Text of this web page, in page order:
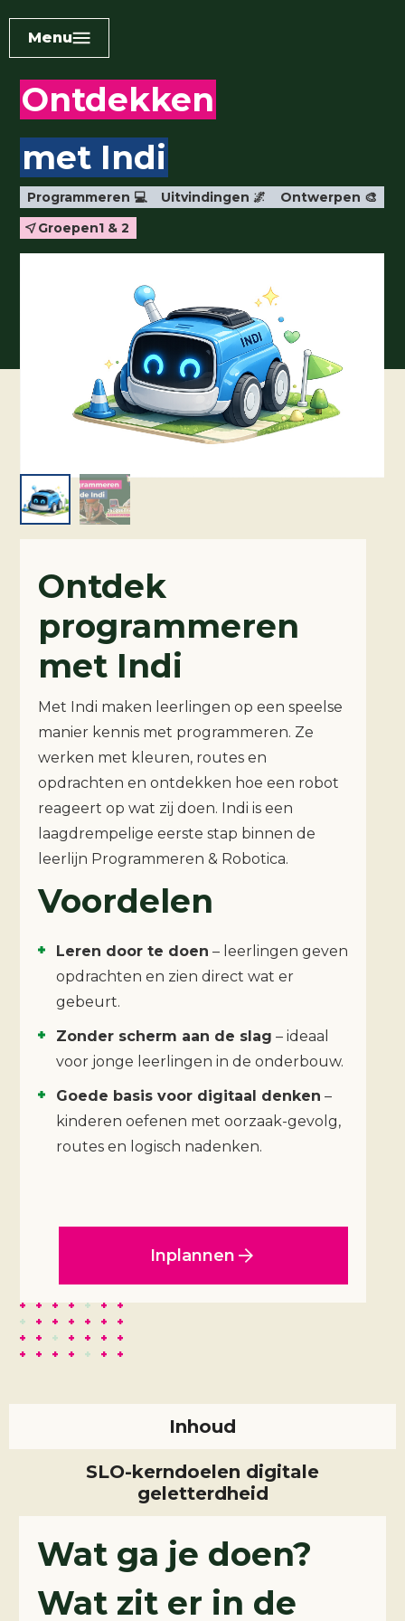
Menu
Ontdekken
met Indi
Programmeren 💻 Uitvindingen 🌌
Ontwerpen 🎨
Groepen1 & 2
Ontdek
programmeren
met Indi
Met Indi maken leerlingen op een speelse
manier kennis met programmeren. Ze
werken met kleuren, routes en
opdrachten en ontdekken hoe een robot
reageert op wat zij doen. Indi is een
laagdrempelige eerste stap binnen de
leerlijn Programmeren & Robotica.
Voordelen
Leren door te doen – leerlingen geven
opdrachten en zien direct wat er
gebeurt.
Zonder scherm aan de slag – ideaal
voor jonge leerlingen in de onderbouw.
Goede basis voor digitaal denken –
kinderen oefenen met oorzaak-gevolg,
routes en logisch nadenken.
Inplannen
Inhoud
SLO-kerndoelen digitale
geletterdheid
Wat ga je doen?
Wat zit er in de